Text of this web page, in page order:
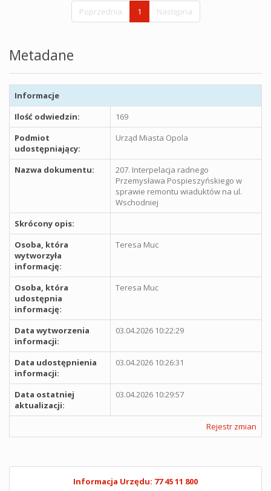
Poprzednia
1 Następna
Metadane
Informacje
Ilość odwiedzin:
169
Podmiot
udostępniający:
Urząd Miasta Opola
Nazwa dokumentu:
207. Interpelacja radnego
Przemysława Pospieszyńskiego w
sprawie remontu wiaduktów na ul.
Wschodniej
Skrócony opis:
Osoba, która
wytworzyła
informację:
Teresa Muc
Osoba, która
udostępnia
informację:
Teresa Muc
Data wytworzenia
informacji:
03.04.2026 10:22:29
Data udostępnienia
informacji:
03.04.2026 10:26:31
Data ostatniej
aktualizacji:
03.04.2026 10:29:57
Rejestr zmian
Informacja Urzędu: 77 45 11 800